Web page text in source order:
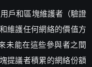
戶和區塊維護者（驗證
維護任何網絡的價值方
未能在這些參與者之間
提議者積累的網絡份額